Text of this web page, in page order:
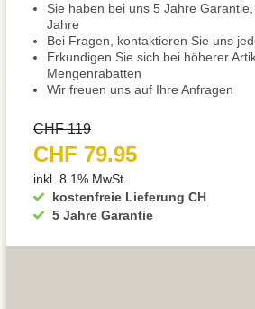
Sie haben bei uns 5 Jahre
Jahre
Bei Fragen, kontaktieren Sie uns
Erkundigen Sie sich bei höherer
Mengenrabatten
Wir freuen uns auf Ihre Anfragen
kostenfreie Lieferung CH
5 Jahre Garantie
CHF 119
CHF 79.95
inkl. 8.1% MwSt.